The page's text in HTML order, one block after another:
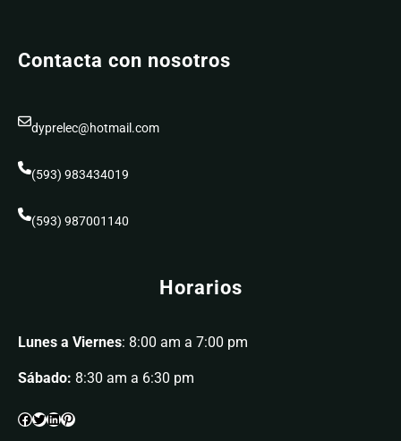
Contacta con nosotros
dyprelec@hotmail.com
(593) 983434019
(593) 987001140
Horarios
Lunes a Viernes: 8:00 am a 7:00 pm
Sábado: 8:30 am a 6:30 pm